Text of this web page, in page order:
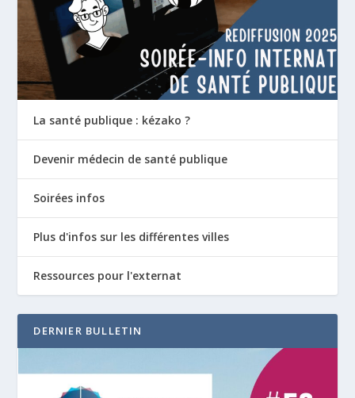
La santé publique : kézako ?
Devenir médecin de santé publique
Soirées infos
Plus d'infos sur les différentes villes
Ressources pour l'externat
DERNIER BULLETIN